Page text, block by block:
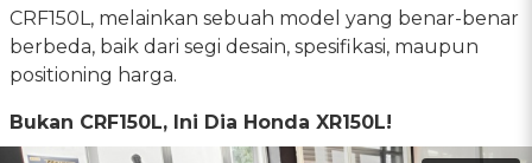
CRF150L, melainkan sebuah model yang benar-benar
berbeda, baik dari segi desain, spesifikasi, maupun
positioning harga.
Bukan CRF150L, Ini Dia Honda XR150L!